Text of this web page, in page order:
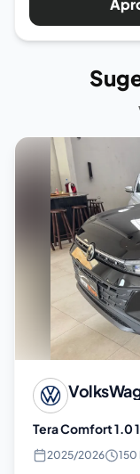
Tera Comfort 1.0
2025/2026 150